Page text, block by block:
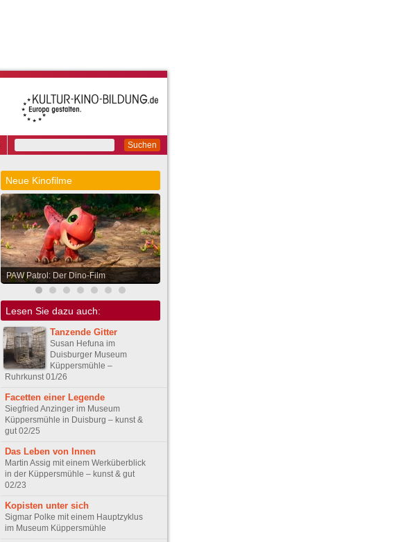
Suchen
Neue Kinofilme
PAW Patrol: Der Dino-Film
Lesen Sie dazu auch:
Tanzende Gitter
Susan Hefuna im
Duisburger Museum
Küppersmühle –
Ruhrkunst 01/26
Facetten einer Legende
Siegfried Anzinger im Museum
Küppersmühle in Duisburg – kunst &
gut 02/25
Das Leben von Innen
Martin Assig mit einem Werküberblick
in der Küppersmühle – kunst & gut
02/23
Kopisten unter sich
Sigmar Polke mit einem Hauptzyklus
im Museum Küppersmühle